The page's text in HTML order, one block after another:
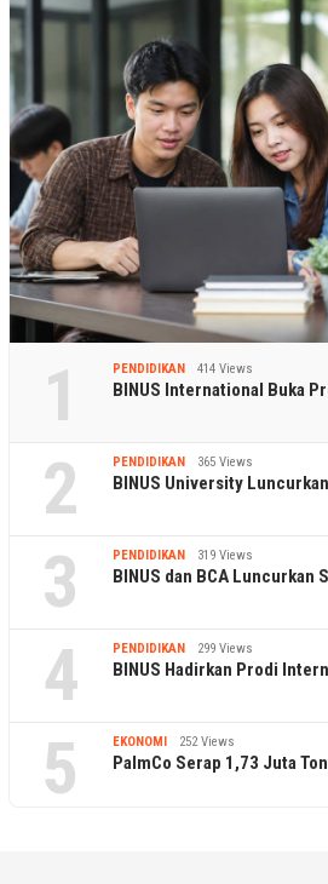
1 PENDIDIKAN 414 Views
BINUS International Buka
2 PENDIDIKAN 365 Views
BINUS University
3 PENDIDIKAN 319 Views
BINUS dan BCA Luncurkan
4 PENDIDIKAN 299 Views
BINUS Hadirkan Prodi
5 EKONOMI 252 Views
PalmCo Serap 1,73 Juta